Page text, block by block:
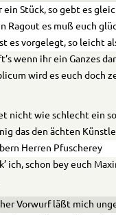
ein Stück, so gebt es
Ragout es muß euch
es vorgelegt, so leicht
wenn ihr ein Ganzes
wird es euch doch
nicht wie schlecht ein
das den ächten
Herren Pfuscherey
ich, schon bey euch
Vorwurf läßt mich